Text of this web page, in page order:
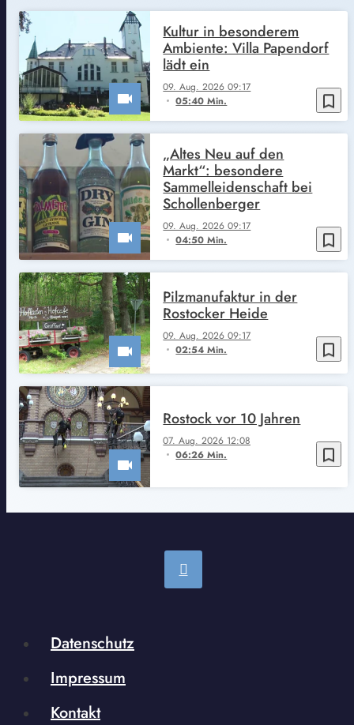
bookmark_border
09. Aug. 2026 09:17
05:40 Min.
Kultur in besonderem
Ambiente: Villa Papendorf
lädt ein
bookmark_border
09. Aug. 2026 09:17
04:50 Min.
„Altes Neu auf den
Markt“: besondere
Sammelleidenschaft bei
Schollenberger
bookmark_border
09. Aug. 2026 09:17
02:54 Min.
Pilzmanufaktur in der
Rostocker Heide
bookmark_border
07. Aug. 2026 12:08
06:26 Min.
Rostock vor 10 Jahren
Datenschutz
Impressum
Kontakt